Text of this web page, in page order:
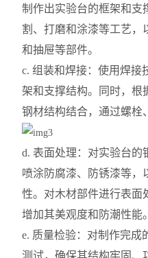
制作出实验台的框架和支
割、打磨和涂漆等工艺，
和抽屉等部件。
c. 组装和焊接：使用焊接
架和支撑结构。同时，根
钢材结构结合，通过螺栓
d. 表面处理：对实验台的
喷涂防腐漆、防锈漆等，
性。对木材部件进行表面
增加其美观度和防潮性能。
e. 质量检验：对制作完成
测试，确保其结构牢固、